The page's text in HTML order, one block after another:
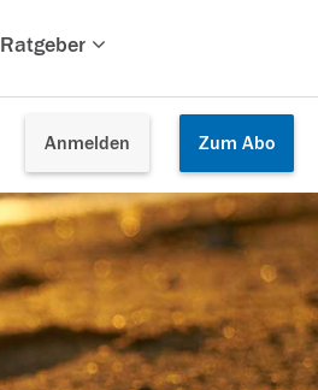
Ratgeber
Anmelden Zum Abo